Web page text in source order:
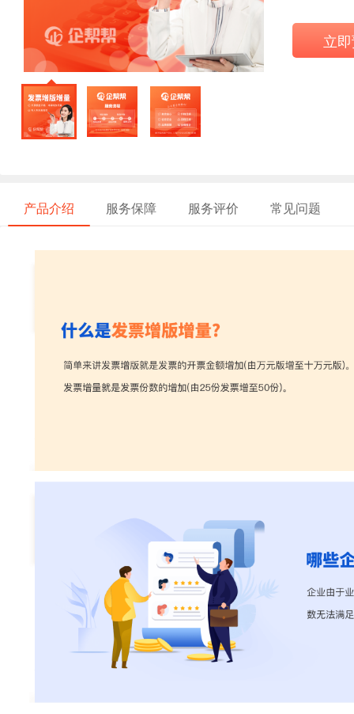
立
产品介绍 服务保障 服务评价 常见问题